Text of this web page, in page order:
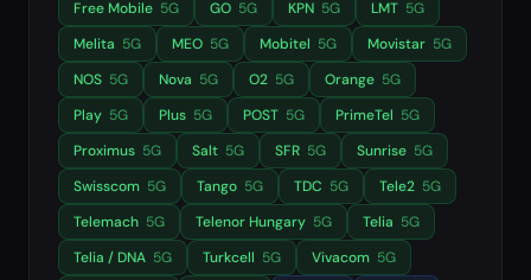
Free Mobile 5G GO 5G KPN 5G LMT 5G
Melita 5G MEO 5G Mobitel 5G Movistar 5G
NOS 5G Nova 5G O2 5G Orange 5G
Play 5G Plus 5G POST 5G PrimeTel 5G
Proximus 5G Salt 5G SFR 5G Sunrise 5G
Swisscom 5G Tango 5G TDC 5G Tele2 5G
Telemach 5G Telenor Hungary 5G Telia 5G
Telia / DNA 5G Turkcell 5G Vivacom 5G